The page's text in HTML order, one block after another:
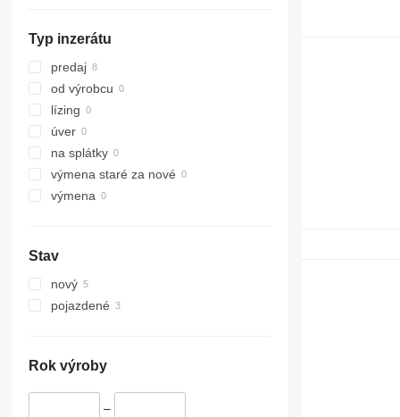
416
E-series
ZX400
ZX650
Typ inzerátu
predaj
od výrobcu
lízing
úver
na splátky
výmena staré za nové
výmena
Stav
nový
pojazdené
Rok výroby
–